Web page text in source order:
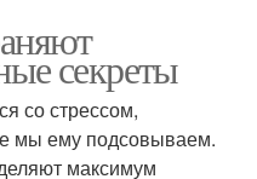
секреты
со стрессом,
мы ему подсовываем.
максимум